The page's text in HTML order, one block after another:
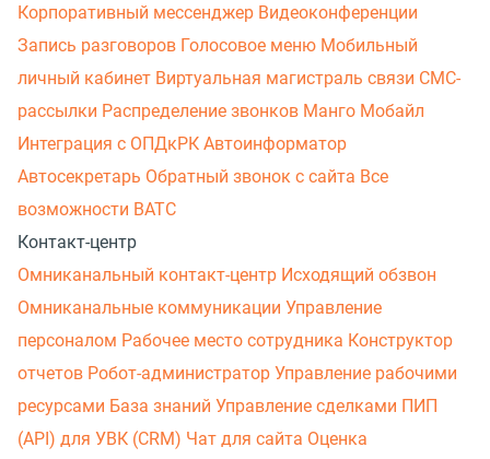
Корпоративный мессенджер Видеоконференции
Запись разговоров Голосовое меню Мобильный
личный кабинет Виртуальная магистраль связи СМС-
рассылки Распределение звонков Манго Мобайл
Интеграция с ОПДкРК Автоинформатор
Автосекретарь Обратный звонок с сайта Все
возможности ВАТС
Контакт-центр
Омниканальный контакт-центр Исходящий обзвон
Омниканальные коммуникации Управление
персоналом Рабочее место сотрудника Конструктор
отчетов Робот-администратор Управление рабочими
ресурсами База знаний Управление сделками ПИП
(API) для УВК (CRM) Чат для сайта Оценка